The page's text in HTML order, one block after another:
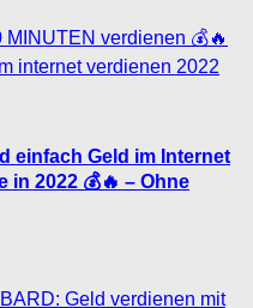
einfach Geld im Internet
in 2022 💰🔥 – Ohne